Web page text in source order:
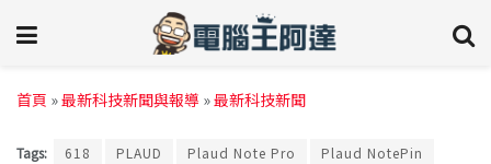
首頁 »最新科技新聞與報導 »最新科技新聞
Tags: 618 PLAUD Plaud Note Pro Plaud NotePin